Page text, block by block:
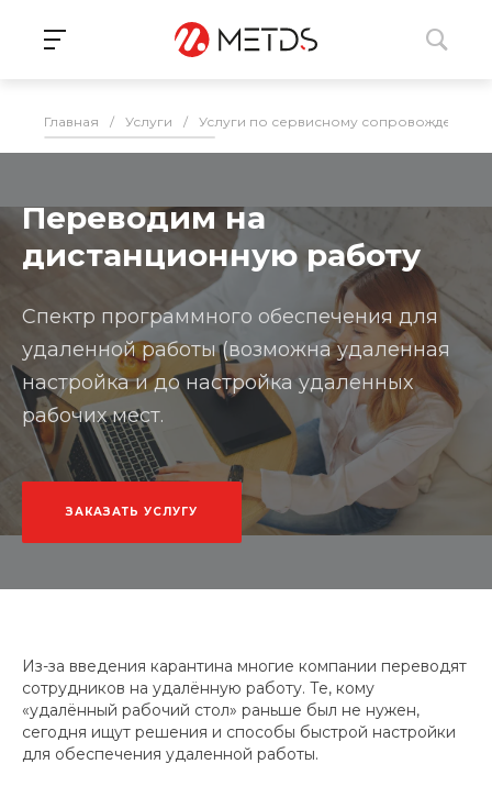
Главная / Услуги / Услуги по сервисному сопровождению
Переводим на
дистанционную работу
Спектр программного обеспечения для
удаленной работы (возможна удаленная
настройка и до настройка удаленных
рабочих мест.
ЗАКАЗАТЬ УСЛУГУ
Из-за введения карантина многие компании переводят
сотрудников на удалённую работу. Те, кому
«удалённый рабочий стол» раньше был не нужен,
сегодня ищут решения и способы быстрой настройки
для обеспечения удаленной работы.